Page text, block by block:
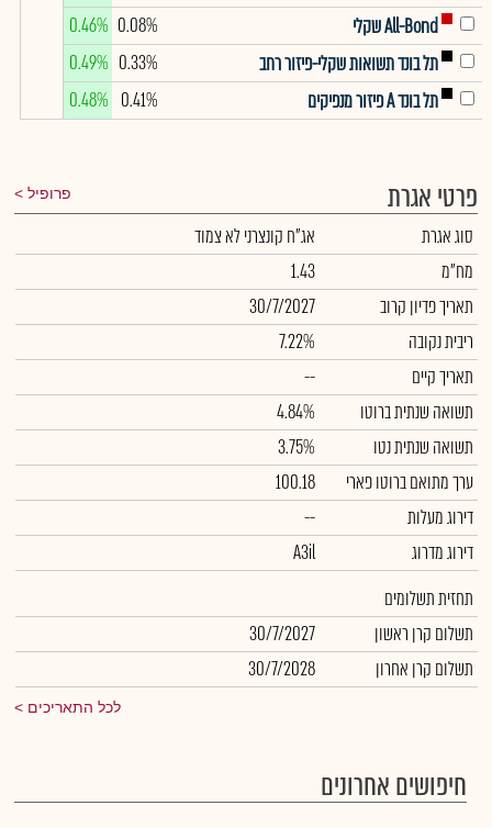
All-Bond שקלי
0.08%
0.46%
תל בונד תשואות שקלי-פיזור רחב
0.33%
0.49%
תל בונד A פיזור מנפיקים
0.41%
0.48%
פרטי אגרת פרופיל
סוג אגרת
אג"ח קונצרני לא צמוד
מח"מ
1.43
תאריך פדיון קרוב
30/7/2027
ריבית נקובה
7.22%
תאריך קיים
--
תשואה שנתית ברוטו
4.84%
תשואה שנתית נטו
3.75%
ערך מתואם ברוטו פארי
100.18
דירוג מעלות
--
דירוג מדרוג
A3il
תחזית תשלומים
תשלום קרן ראשון
30/7/2027
תשלום קרן אחרון
30/7/2028
לכל התאריכים
חיפושים אחרונים